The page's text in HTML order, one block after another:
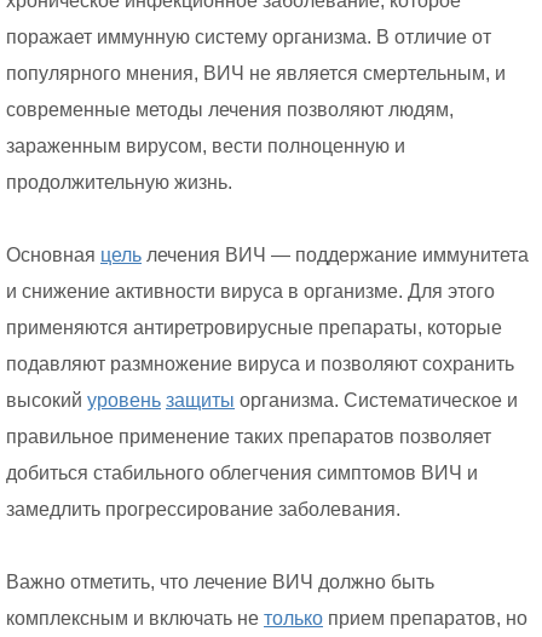
поражает иммунную систему организма. В отличие от
популярного мнения, ВИЧ не является смертельным, и
современные методы лечения позволяют людям,
зараженным вирусом, вести полноценную и
продолжительную жизнь.
Основная цель лечения ВИЧ — поддержание иммунитета
и снижение активности вируса в организме. Для этого
применяются антиретровирусные препараты, которые
подавляют размножение вируса и позволяют сохранить
высокий уровень защиты организма. Систематическое и
правильное применение таких препаратов позволяет
добиться стабильного облегчения симптомов ВИЧ и
замедлить прогрессирование заболевания.
Важно отметить, что лечение ВИЧ должно быть
комплексным и включать не только прием препаратов, но